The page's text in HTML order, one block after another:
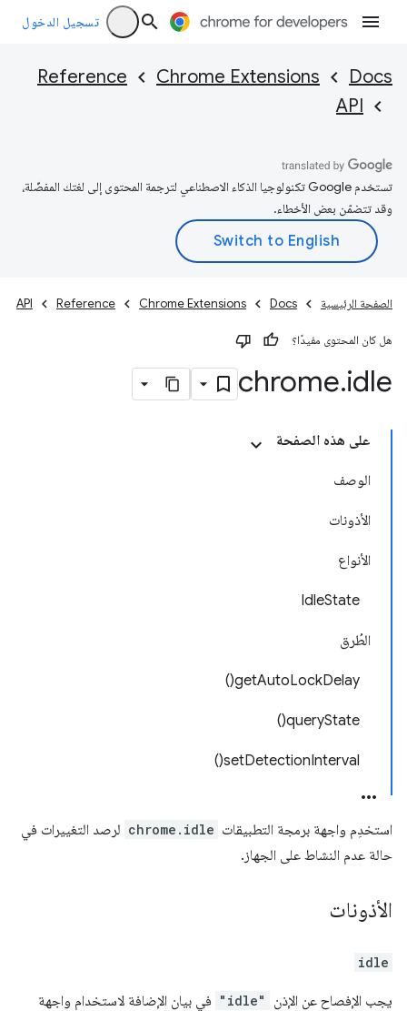
تسجيل الدخول
Docs
Chrome Extensions
Reference
API
تستخدم Google تكنولوجيا الذكاء الاصطناعي لترجمة المحتوى إلى لغتك المفضّلة،
وقد تتضمّن بعض الأخطاء.
الصفحة الرئيسية Docs
Chrome Extensions
Reference
API
هل كان المحتوى مفيدًا؟
chrome.idle
على هذه الصفحة
الوصف
الأذونات
الأنواع
IdleState
الطُرق
getAutoLockDelay()
queryState()
setDetectionInterval()
استخدِم واجهة برمجة التطبيقات chrome.idle لرصد التغييرات في
حالة عدم النشاط على الجهاز.
الأذونات
idle
يجب الإفصاح عن الإذن "idle" في بيان الإضافة لاستخدام واجهة